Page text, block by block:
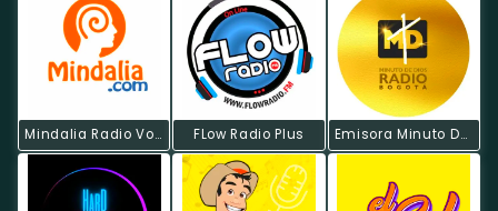
Mindalia Radio Voz Colombia FLow Radio Plus Emisora Minuto De Dios